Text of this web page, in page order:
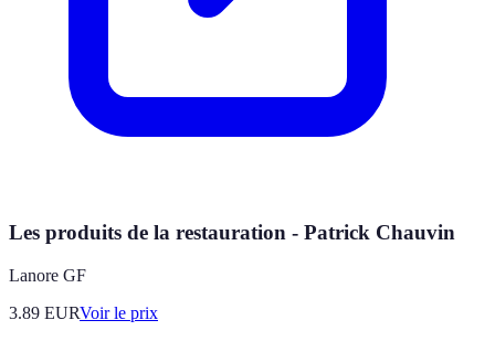
Les produits de la restauration - Patrick Chauvin
Lanore GF
3.89 EURVoir le prix